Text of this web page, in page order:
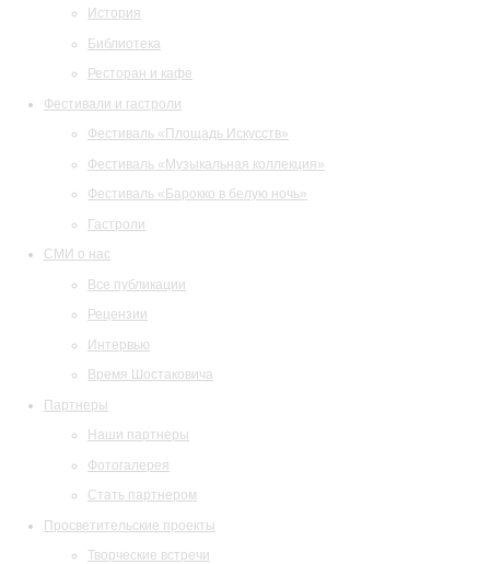
История
Библиотека
Ресторан и кафе
Фестивали и гастроли
Фестиваль «Площадь Искусств»
Фестиваль «Музыкальная коллекция»
Фестиваль «Барокко в белую ночь»
Гастроли
СМИ о нас
Все публикации
Рецензии
Интервью
Время Шостаковича
Партнеры
Наши партнеры
Фотогалерея
Стать партнером
Просветительские проекты
Творческие встречи